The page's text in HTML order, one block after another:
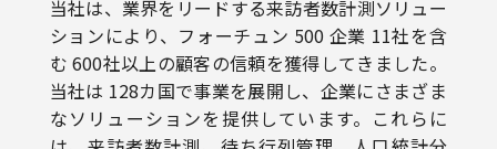
む 600社以上の顧客の信頼を獲得してきました。
当社は 128カ国で事業を展開し、企業にさまざま
なソリューションを提供しています。これらに
は、来訪者数計測、待ち行列管理、人口統計分
析、ヒートマップ、店頭分析などが含まれます。